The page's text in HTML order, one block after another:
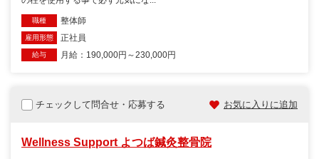
職種 整体師
雇用形態 正社員
給与 月給：190,000円～230,000円
チェックして問合せ・応募する お気に入りに追加
Wellness Support よつば鍼灸整骨院